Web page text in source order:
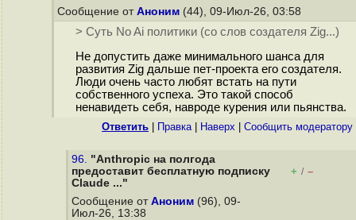
Сообщение от Аноним (44), 09-Июл-26, 03:58
> Суть No Ai политики (со слов создателя Zig...)
Не допустить даже минимального шанса для
развития Zig дальше пет-проекта его создателя.
Люди очень часто любят встать на пути
собственного успеха. Это такой способ
ненавидеть себя, навроде курения или пьянства.
Ответить Правка| Наверх Cообщить модератору
96. "Anthropic на полгода
предоставит бесплатную подписку
Claude ..."
+ / –
Сообщение от Аноним (96), 09-
Июл-26, 13:38